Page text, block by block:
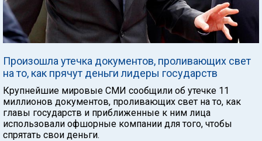
Произошла утечка документов, проливающих свет
на то, как прячут деньги лидеры государств
Крупнейшие мировые СМИ сообщили об утечке 11
миллионов документов, проливающих свет на то, как
главы государств и приближенные к ним лица
использовали офшорные компании для того, чтобы
спрятать свои деньги.